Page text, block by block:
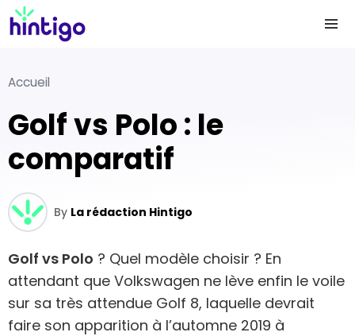
Accueil
Golf vs Polo : le
comparatif
By La rédaction Hintigo
Golf vs Polo ? Quel modèle choisir ? En
attendant que Volkswagen ne lève enfin le voile
sur sa très attendue Golf 8, laquelle devrait
faire son apparition à l’automne 2019 à